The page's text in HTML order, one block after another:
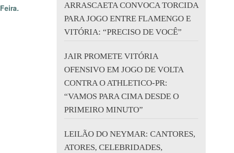
ARRASCAETA CONVOCA TORCIDA
PARA JOGO ENTRE FLAMENGO E
VITÓRIA: “PRECISO DE VOCÊ”
JAIR PROMETE VITÓRIA
OFENSIVO EM JOGO DE VOLTA
CONTRA O ATHLETICO-PR:
“VAMOS PARA CIMA DESDE O
PRIMEIRO MINUTO”
LEILÃO DO NEYMAR: CANTORES,
ATORES, CELEBRIDADES,